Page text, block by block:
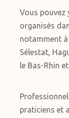
Vous pouvez
organisés
notamment
Sélestat,
le Bas-Rhin
praticiens et